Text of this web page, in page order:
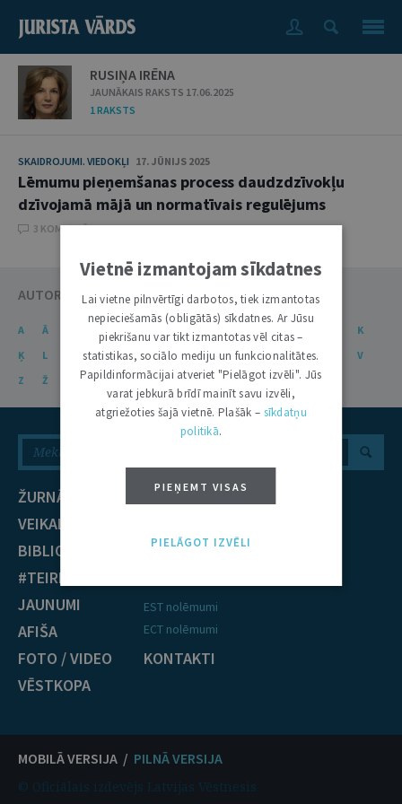
RUSIŅA IRĒNA
JAUNĀKAIS RAKSTS 17.06.2025
1 RAKSTS
SKAIDROJUMI. VIEDOKĻI 17. JŪNIJS 2025
Lēmumu pieņemšanas process daudzdzīvokļu
dzīvojamā mājā un normatīvais regulējums
3 KOMENTĀRI
AUTORU KATALOGS
A Ā Č Ē G Ģ
K
Ķ
L M N Ņ O P R S Š T U
V
Z
Ž
ŽURNĀLS
VEIKALS
BIBLIOTĒKA
#TEIRDARBS
JAUNUMI
AFIŠA
FOTO / VIDEO
VĒSTKOPA
NOZARES
Krimināltiesības
EST nolēmumi
ECT nolēmumi
KONTAKTI
MOBILĀ VERSIJA / PILNĀ VERSIJA
© Oficiālais izdevējs Latvijas Vēstnesis
Vietnē izmantojam sīkdatnes
Lai vietne pilnvērtīgi darbotos, tiek izmantotas
nepieciešamās (obligātās) sīkdatnes. Ar Jūsu
piekrišanu var tikt izmantotas vēl citas –
statistikas, sociālo mediju un funkcionalitātes.
Papildinformācijai atveriet "Pielāgot izvēli". Jūs
varat jebkurā brīdī mainīt savu izvēli,
atgriežoties šajā vietnē. Plašāk – sīkdatņu
politikā.
PIEŅEMT VISAS
PIELĀGOT IZVĒLI